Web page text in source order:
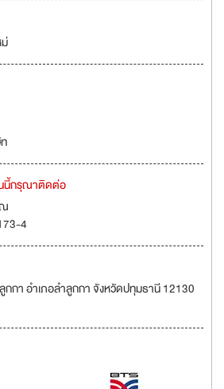
นนี้กรุณาติดต่อ
4
กา อำเภอลำลูกกา จังหวัดปทุมธานี 12130